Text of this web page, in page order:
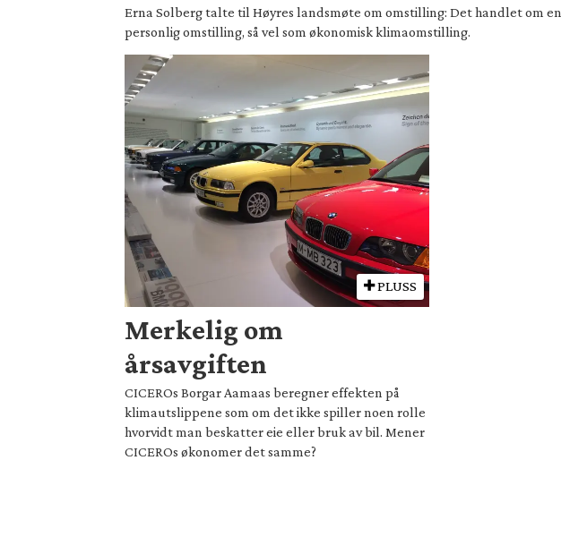
Erna Solberg talte til Høyres landsmøte om omstilling: Det handlet om en
personlig omstilling, så vel som økonomisk klimaomstilling.
PLUSS
Merkelig om
årsavgiften
CICEROs Borgar Aamaas beregner effekten på
klimautslippene som om det ikke spiller noen rolle
hvorvidt man beskatter eie eller bruk av bil. Mener
CICEROs økonomer det samme?